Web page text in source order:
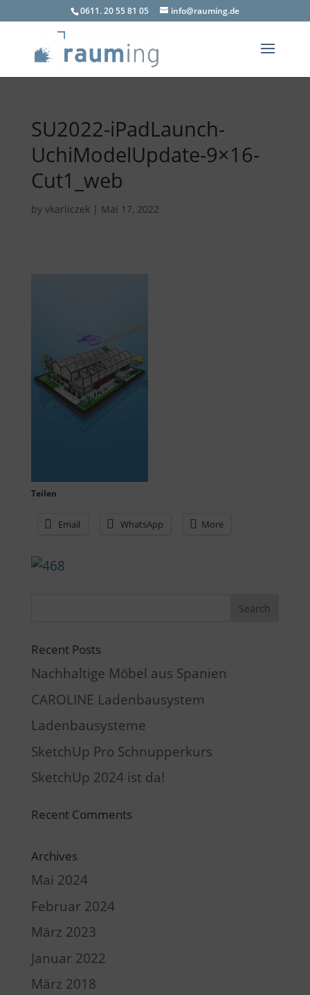
0611. 20 55 81 05 info@rauming.de
SU2022-iPadLaunch-
UchiModelUpdate-9×16-
Cut1_web
by vkarliczek| Mai 17, 2022
Teilen
Email WhatsApp More
Recent Posts
Nachhaltige Möbel aus Spanien
CAROLINE Ladenbausystem
Ladenbausysteme
SketchUp Pro Schnupperkurs
SketchUp 2024 ist da!
Recent Comments
Archives
Mai 2024
Februar 2024
März 2023
Januar 2022
März 2018